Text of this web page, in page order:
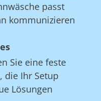
passt
kommunizieren
Sie eine feste
die Ihr Setup
Lösungen